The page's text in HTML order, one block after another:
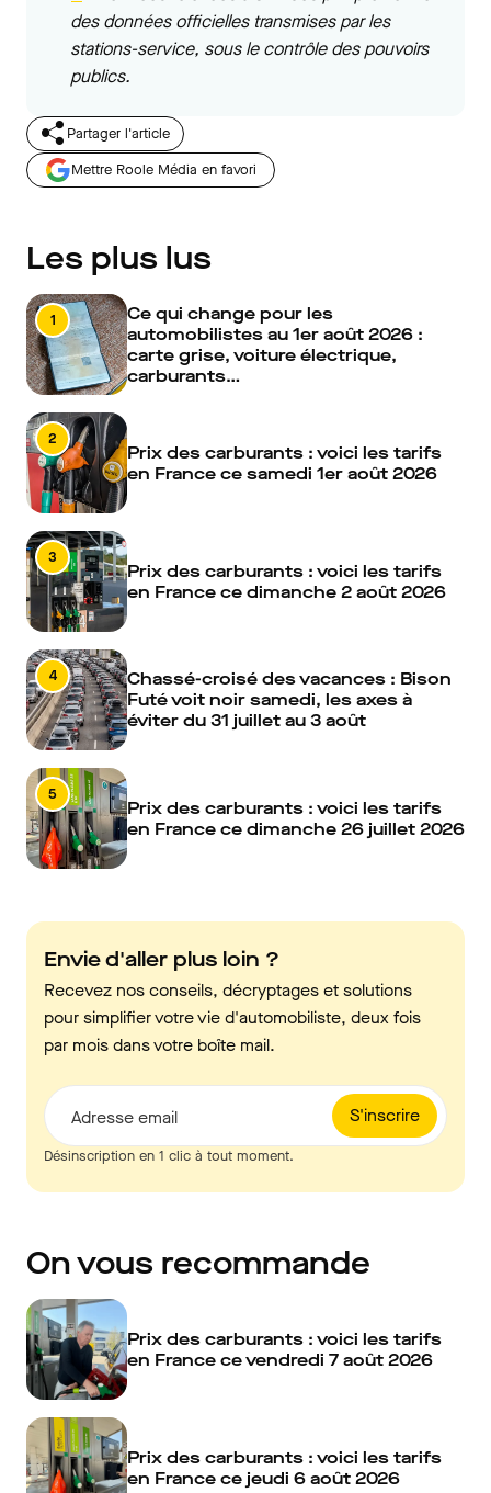
des données officielles transmises par les
stations-service, sous le contrôle des pouvoirs
publics.
Partager l'article
Mettre Roole Média en favori
Les plus lus
1
Ce qui change pour les
automobilistes au 1er août 2026 :
carte grise, voiture électrique,
carburants…
2
Prix des carburants : voici les tarifs
en France ce samedi 1er août 2026
3
Prix des carburants : voici les tarifs
en France ce dimanche 2 août 2026
4
Chassé-croisé des vacances : Bison
Futé voit noir samedi, les axes à
éviter du 31 juillet au 3 août
5
Prix des carburants : voici les tarifs
en France ce dimanche 26 juillet 2026
Envie d'aller plus loin ?
Recevez nos conseils, décryptages et solutions
pour simplifier votre vie d'automobiliste, deux fois
par mois dans votre boîte mail.
S'inscrire
Adresse email
Désinscription en 1 clic à tout moment.
On vous recommande
Prix des carburants : voici les tarifs
en France ce vendredi 7 août 2026
Prix des carburants : voici les tarifs
en France ce jeudi 6 août 2026